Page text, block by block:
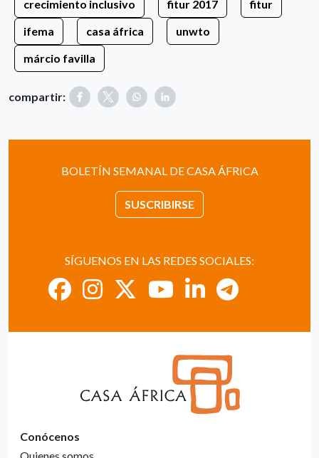
crecimiento inclusivo
fitur 2017
fitur
ifema
casa áfrica
unwto
márcio favilla
compartir:
BOLETÍN SEMANAL DE CASA ÁFRICA
SUSCRIBIRSE
SÍGUENOS EN LAS REDES SOCIALES:
Conócenos